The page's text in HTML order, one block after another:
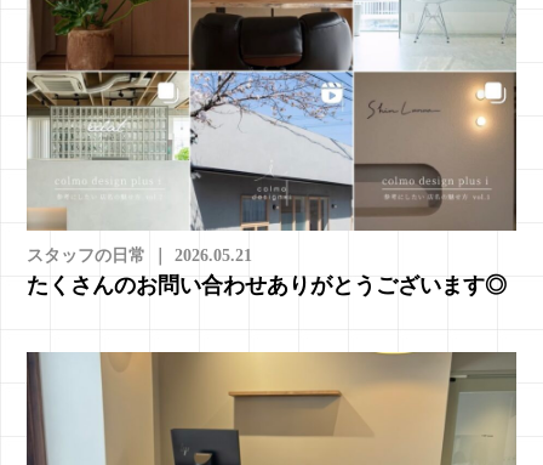
スタッフの日常 2026.05.21
たくさんのお問い合わせありがとうございます◎